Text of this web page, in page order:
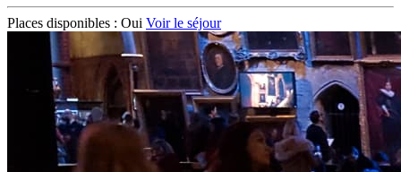
Places disponibles : Oui Voir le séjour